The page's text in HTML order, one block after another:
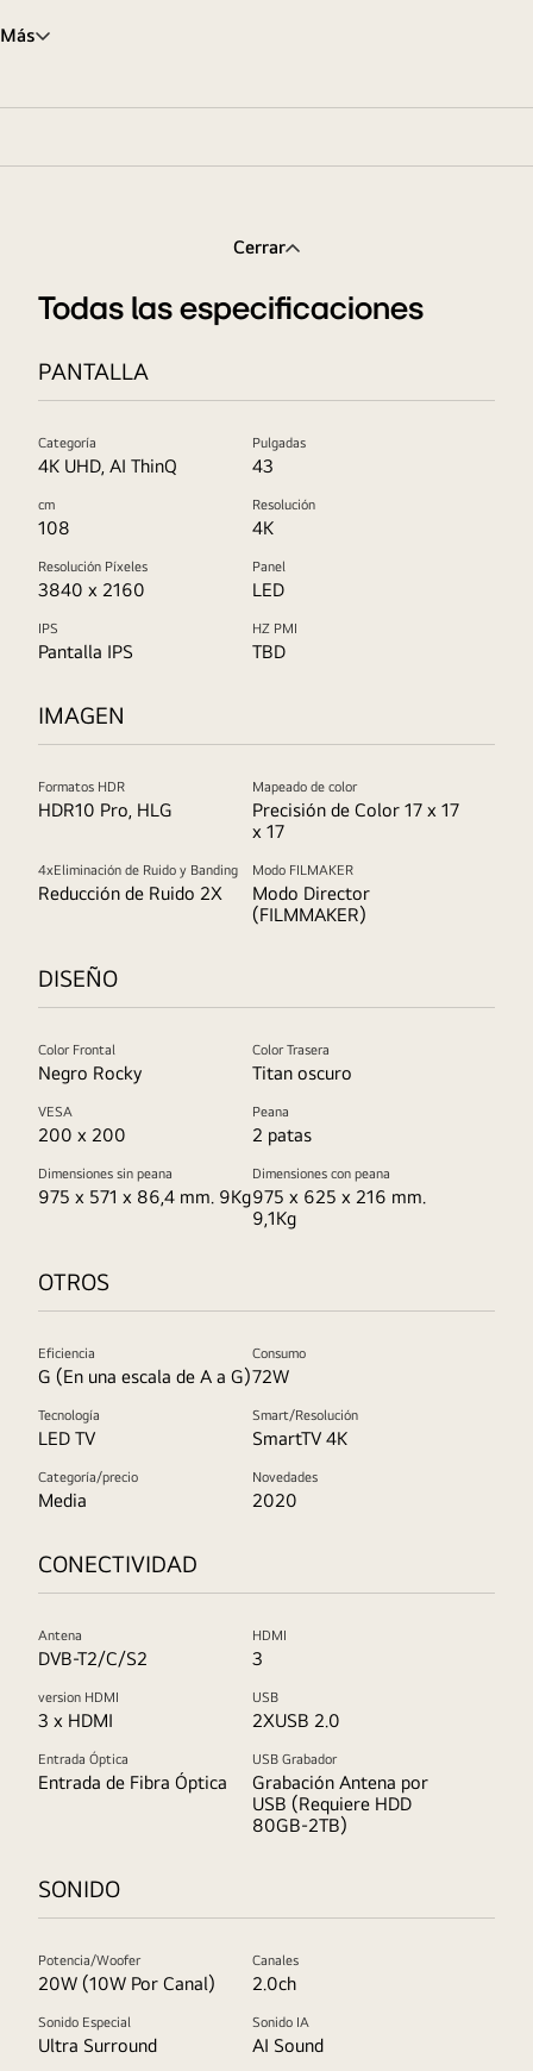
Más
Cerrar
Todas las especificaciones
PANTALLA
Categoría
4K UHD, AI ThinQ
Pulgadas
43
cm
108
Resolución
4K
Resolución Píxeles
3840 x 2160
Panel
LED
IPS
Pantalla IPS
HZ PMI
TBD
IMAGEN
Formatos HDR
HDR10 Pro, HLG
Mapeado de color
Precisión de Color 17 x 17
x 17
4xEliminación de Ruido y Banding
Reducción de Ruido 2X
Modo FILMAKER
Modo Director
(FILMMAKER)
DISEÑO
Color Frontal
Negro Rocky
Color Trasera
Titan oscuro
VESA
200 x 200
Peana
2 patas
Dimensiones sin peana
975 x 571 x 86,4 mm. 9Kg
Dimensiones con peana
975 x 625 x 216 mm.
9,1Kg
OTROS
Eficiencia
G (En una escala de A a G)
Consumo
72W
Tecnología
LED TV
Smart/Resolución
SmartTV 4K
Categoría/precio
Media
Novedades
2020
CONECTIVIDAD
Antena
DVB-T2/C/S2
HDMI
3
version HDMI
3 x HDMI
USB
2XUSB 2.0
Entrada Óptica
Entrada de Fibra Óptica
USB Grabador
Grabación Antena por
USB (Requiere HDD
80GB-2TB)
SONIDO
Potencia/Woofer
20W (10W Por Canal)
Canales
2.0ch
Sonido Especial
Ultra Surround
Sonido IA
AI Sound